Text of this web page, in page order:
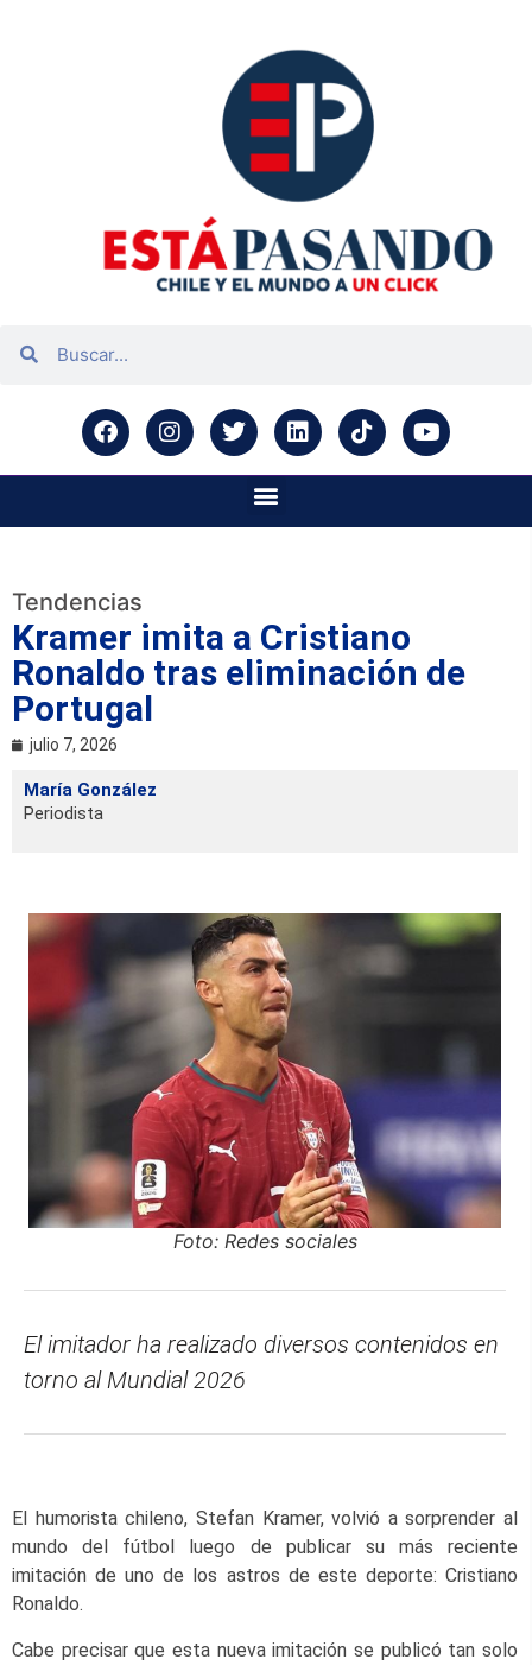
Tendencias
Kramer imita a Cristiano
Ronaldo tras eliminación de
Portugal
julio 7, 2026
María González
Periodista
Foto: Redes sociales
El imitador ha realizado diversos contenidos en
torno al Mundial 2026
El humorista chileno, Stefan Kramer, volvió a sorprender al
mundo del fútbol luego de publicar su más reciente
imitación de uno de los astros de este deporte: Cristiano
Ronaldo.
Cabe precisar que esta nueva imitación se publicó tan solo